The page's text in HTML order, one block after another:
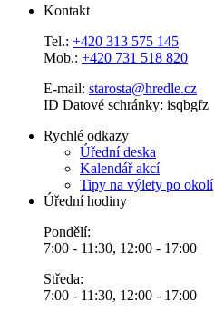
Kontakt
Tel.: +420 313 575 145
Mob.: +420 731 518 820
E-mail: starosta@hredle.cz
ID Datové schránky: isqbgfz
Rychlé odkazy
Úřední deska
Kalendář akcí
Tipy na výlety po okolí
Úřední hodiny
Pondělí:
7:00 - 11:30, 12:00 - 17:00
Středa:
7:00 - 11:30, 12:00 - 17:00